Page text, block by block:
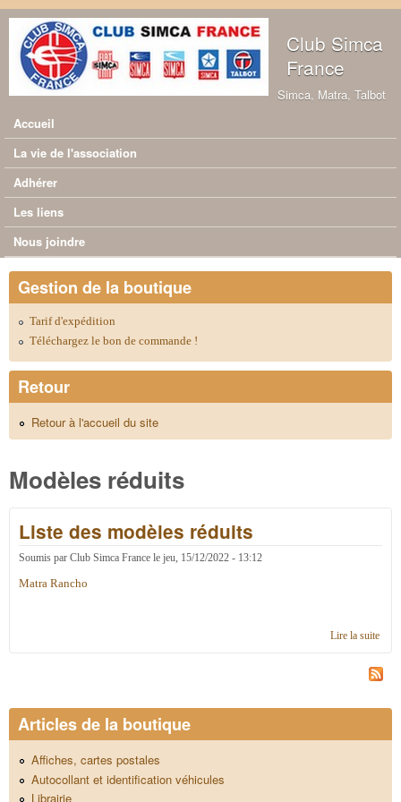
Aller au contenu principal
Club Simca
France
Simca, Matra, Talbot
Menu principal
Accueil
La vie de l'association
Adhérer
Les liens
Nous joindre
Gestion de la boutique
Tarif d'expédition
Téléchargez le bon de commande !
Retour
Retour à l'accueil du site
Modèles réduits
Liste des modèles réduits
Soumis par Club Simca France le jeu, 15/12/2022 - 13:12
Matra Rancho
Lire la suitede
Articles de la boutique
Affiches, cartes postales
Autocollant et identification véhicules
Librairie